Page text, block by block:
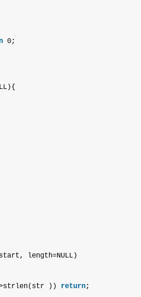
0;
length=NULL)
strlen(str )) return;